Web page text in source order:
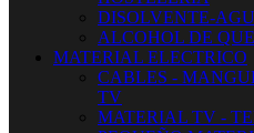
DISOLVENTE-
ALCOHOL DE
MATERIAL ELECTRICO
CABLES -
TV
MATERIAL TV -